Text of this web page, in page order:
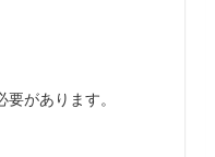
があります。